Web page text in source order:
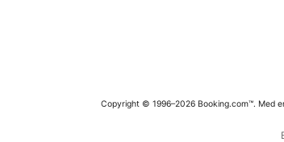
Copyright © 1996–2026 Booking.com™. Med